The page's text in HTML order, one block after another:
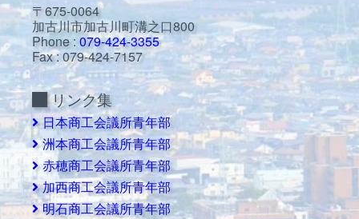
〒675-0064
加古川市加古川町溝之口800
Phone : 079-424-3355
Fax : 079-424-7157
リンク集
日本商工会議所青年部
洲本商工会議所青年部
赤穂商工会議所青年部
加西商工会議所青年部
明石商工会議所青年部